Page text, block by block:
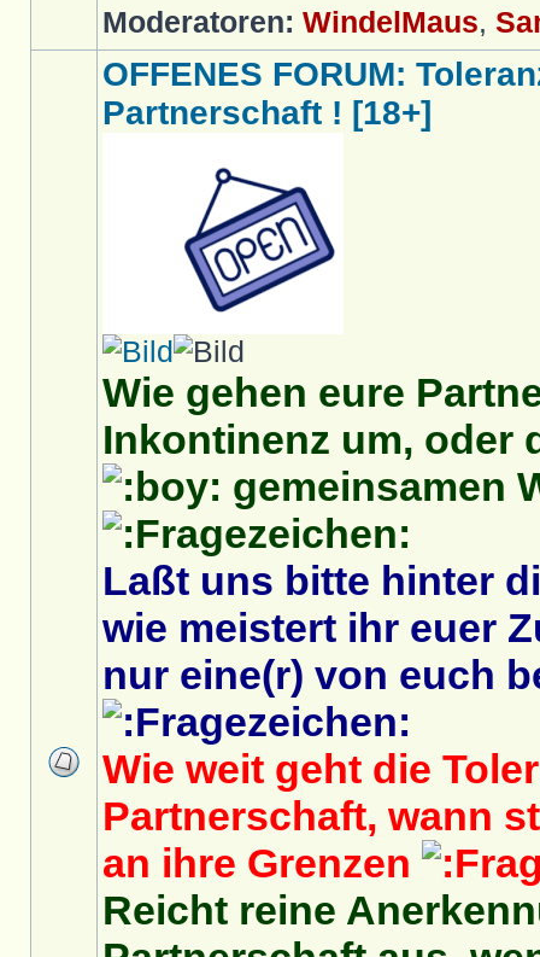
Moderatoren: WindelMaus,
OFFENES FORUM:
Partnerschaft ! [18+]
Wie gehen eure
Inkontinenz um, oder
gemeinsamen
Laßt uns bitte hinter
wie meistert ihr euer
nur eine(r) von euch
Wie weit geht die
Partnerschaft, wann
an ihre Grenzen
Reicht reine